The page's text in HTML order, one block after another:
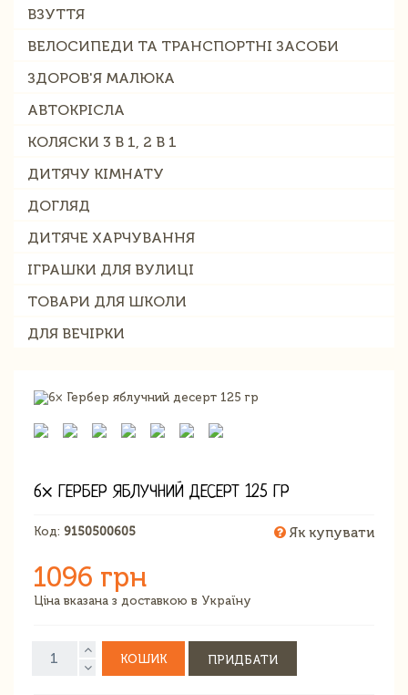
ВЗУТТЯ
ВЕЛОСИПЕДИ ТА ТРАНСПОРТНІ ЗАСОБИ
ЗДОРОВ'Я МАЛЮКА
АВТОКРІСЛА
КОЛЯСКИ 3 В 1, 2 В 1
ДИТЯЧУ КІМНАТУ
ДОГЛЯД
ДИТЯЧЕ ХАРЧУВАННЯ
ІГРАШКИ ДЛЯ ВУЛИЦІ
ТОВАРИ ДЛЯ ШКОЛИ
ДЛЯ ВЕЧІРКИ
6× ГЕРБЕР ЯБЛУЧНИЙ ДЕСЕРТ 125 ГР
Код: 9150500605 Як купувати
1096 грн
Ціна вказана з доставкою в Україну
КОШИК ПРИДБАТИ